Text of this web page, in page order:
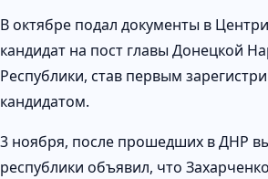
В октябре подал документы в
кандидат на пост главы Донецкой
Республики, став первым
кандидатом.
3 ноября, после прошедших в ДНР
республики объявил, что